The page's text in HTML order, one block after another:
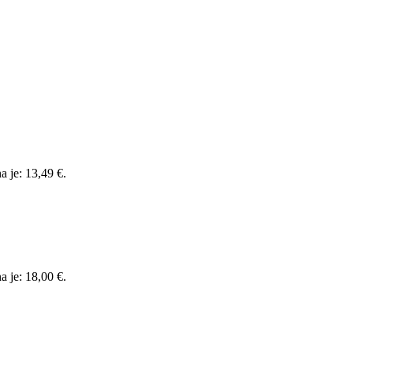
je: 13,49 €.
je: 18,00 €.